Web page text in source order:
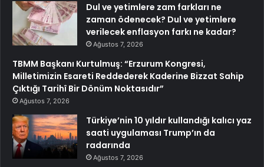
Dul ve yetimlere zam farkları ne
zaman ödenecek? Dul ve yetimlere
verilecek enflasyon farkı ne kadar?
Ağustos 7, 2026
TBMM Başkanı Kurtulmuş: “Erzurum Kongresi,
Milletimizin Esareti Reddederek Kaderine Bizzat Sahip
Çıktığı Tarihî Bir Dönüm Noktasıdır”
Ağustos 7, 2026
Türkiye’nin 10 yıldır kullandığı kalıcı yaz
saati uygulaması Trump’ın da
radarında
Ağustos 7, 2026